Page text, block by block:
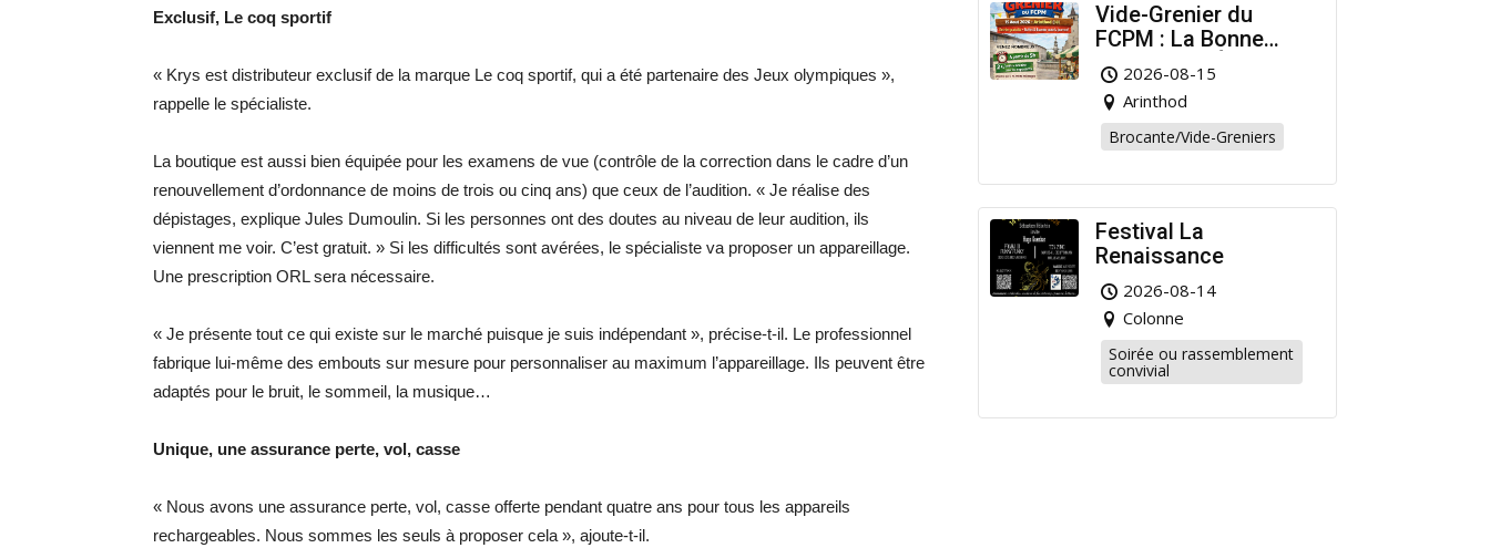
Exclusif, Le coq sportif
« Krys est distributeur exclusif de la marque Le coq sportif, qui a été partenaire des Jeux olympiques »,
rappelle le spécialiste.
La boutique est aussi bien équipée pour les examens de vue (contrôle de la correction dans le cadre d’un
renouvellement d’ordonnance de moins de trois ou cinq ans) que ceux de l’audition. « Je réalise des
dépistages, explique Jules Dumoulin. Si les personnes ont des doutes au niveau de leur audition, ils
viennent me voir. C’est gratuit. » Si les difficultés sont avérées, le spécialiste va proposer un appareillage.
Une prescription ORL sera nécessaire.
« Je présente tout ce qui existe sur le marché puisque je suis indépendant », précise-t-il. Le professionnel
fabrique lui-même des embouts sur mesure pour personnaliser au maximum l’appareillage. Ils peuvent être
adaptés pour le bruit, le sommeil, la musique…
Unique, une assurance perte, vol, casse
« Nous avons une assurance perte, vol, casse offerte pendant quatre ans pour tous les appareils
rechargeables. Nous sommes les seuls à proposer cela », ajoute-t-il.
Vide-Grenier du
FCPM : La Bonne
Affaire de l’Été à
Arinthod !
2026-08-15
Arinthod
Brocante/Vide-Greniers
Festival La
Renaissance
2026-08-14
Colonne
Soirée ou rassemblement
convivial